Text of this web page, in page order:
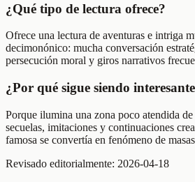
¿Qué tipo de lectura ofrece?
Ofrece una lectura de aventuras e intriga
decimonónico: mucha conversación
persecución moral y giros narrativos
¿Por qué sigue siendo
Porque ilumina una zona poco atendida
secuelas, imitaciones y continuaciones
famosa se convertía en fenómeno de
Revisado editorialmente: 2026-04-18